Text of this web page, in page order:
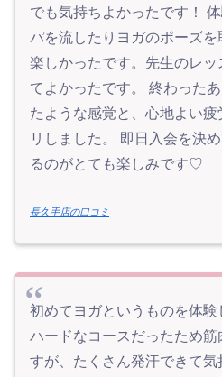
でも気持ちよかったです！
パを流したりヨガのポーズ
楽しかったです。先生のレッ
てよかったです。 終わった
たような感覚と、心地よい
リしました。 即日入会を決
るのがとても楽しみです♡
長久手店の口コミ
初めてヨガというものを体験
ハードなコースだったため
すが、たくさん発汗できて